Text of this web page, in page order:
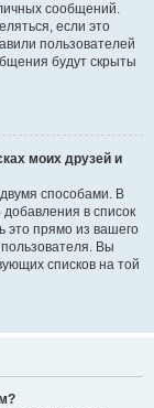
сообщений.
если это
пользователей
будут скрыты
моих друзей и
способами. В
в список
это прямо из вашего
Вы
списков на той